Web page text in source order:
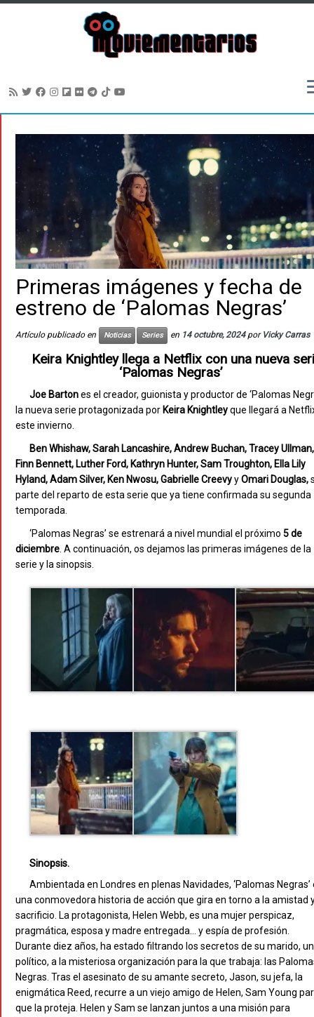
contenido
Primeras imágenes y fecha de
estreno de ‘Palomas Negras’
Artículo publicado en Noticias Series en 14 octubre, 2024 por Vicky Carras
Keira Knightley llega a Netflix con una nueva
‘Palomas Negras’
Joe Bartones el creador, guionista y productor de ‘Palomas
la nueva serie protagonizada por Keira Knightleyque llegará a
este invierno.
Ben Whishaw, Sarah Lancashire, Andrew Buchan, Tracey Ullman,
Finn Bennett, Luther Ford, Kathryn Hunter, Sam Troughton, Ella Lily
Hyland, Adam Silver, Ken Nwosu, Gabrielle CreevyyOmari Douglas,
parte del reparto de esta serie que ya tiene confirmada su segunda
temporada.
‘Palomas Negras’ se estrenará a nivel mundial el próximo 5 de
diciembre. A continuación, os dejamos las primeras imágenes de la
serie y la sinopsis.
Sinopsis.
Ambientada en Londres en plenas Navidades, ‘Palomas Negras’
una conmovedora historia de acción que gira en torno a la amistad
sacrificio. La protagonista, Helen Webb, es una mujer perspicaz,
pragmática, esposa y madre entregada… y espía de profesión.
Durante diez años, ha estado filtrando los secretos de su marido, un
político, a la misteriosa organización para la que trabaja: las
Negras. Tras el asesinato de su amante secreto, Jason, su jefa, la
enigmática Reed, recurre a un viejo amigo de Helen, Sam Young
que la proteja. Helen y Sam se lanzan juntos a una misión para